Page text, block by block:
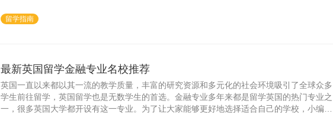
留学指南
最新英国留学金融专业名校推荐
英国一直以来都以其一流的教学质量，丰富的研究资源和多元化的社会环境吸引了全球众多
学生前往留学，英国留学也是无数学生的首选。金融专业多年来都是留学英国的热门专业之
一，很多英国大学都开设有这一专业。为了让大家能够更好地选择适合自己的学校，小编今